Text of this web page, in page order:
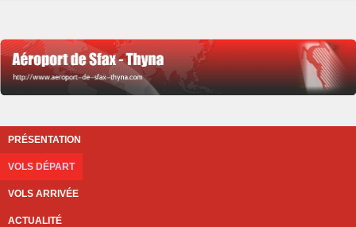
PRÉSENTATION
VOLS DÉPART
VOLS ARRIVÉE
ACTUALITÉ